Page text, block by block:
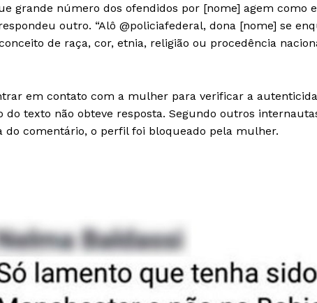
grande número dos ofendidos por [nome] agem como
outro. “Alô @policiafederal, dona [nome] se
de raça, cor, etnia, religião ou procedência
em contato com a mulher para verificar a
do texto não obteve resposta. Segundo outros
do comentário, o perfil foi bloqueado pela mulher.